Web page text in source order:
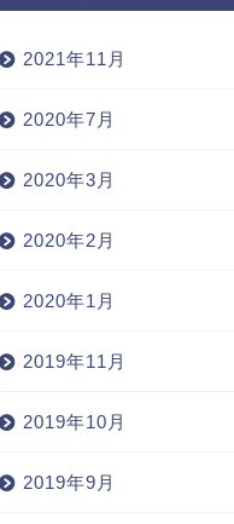
2021年11月
2020年7月
2020年3月
2020年2月
2020年1月
2019年11月
2019年10月
2019年9月